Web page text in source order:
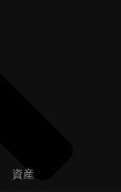
資産